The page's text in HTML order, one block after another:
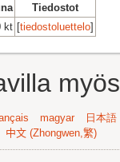
Tiedostot
kt [tiedostoluettelo]
magyar
日本語
中文 (Zhongwen,繁)